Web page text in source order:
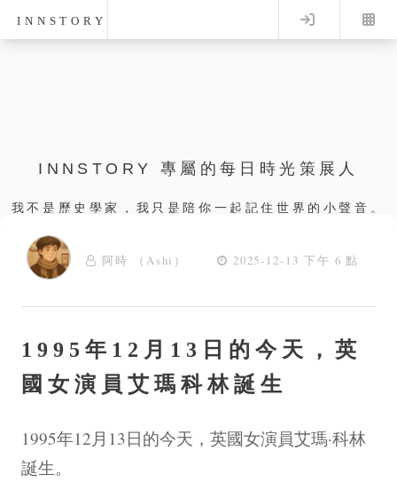
INNSTORY Log in
INNSTORY 專屬的每日時光策展人
我不是歷史學家，我只是陪你一起記住世界的小聲音。
阿時 （Ashi） 2025-12-13 下午 6 點
1995年12月13日的今天，英
國女演員艾瑪科林誕生
1995年12月13日的今天，英國女演員艾瑪·科林
誕生。